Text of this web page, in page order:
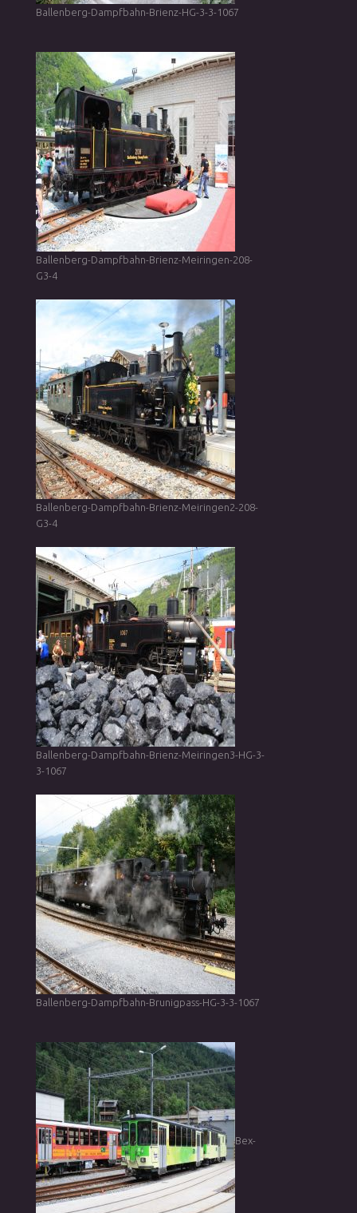
Ballenberg-Dampfbahn-Brienz-HG-3-3-1067
Ballenberg-Dampfbahn-Brienz-Meiringen-208-
G3-4
Ballenberg-Dampfbahn-Brienz-Meiringen2-208-
G3-4
Ballenberg-Dampfbahn-Brienz-Meiringen3-HG-3-
3-1067
Ballenberg-Dampfbahn-Brunigpass-HG-3-3-1067
Bex-